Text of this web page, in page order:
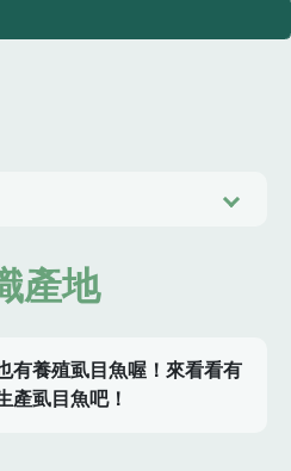
產地
有養殖虱目魚喔！來看看有
產虱目魚吧！